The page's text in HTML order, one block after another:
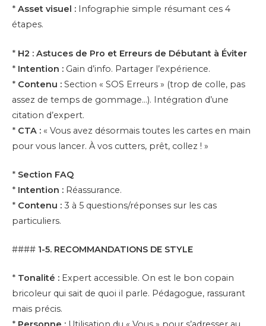
* Asset visuel : Infographie simple résumant ces 4
étapes.
* H2 : Astuces de Pro et Erreurs de Débutant à Éviter
* Intention : Gain d’info. Partager l’expérience.
* Contenu : Section « SOS Erreurs » (trop de colle, pas
assez de temps de gommage…). Intégration d’une
citation d’expert.
* CTA : « Vous avez désormais toutes les cartes en main
pour vous lancer. À vos cutters, prêt, collez ! »
* Section FAQ
* Intention : Réassurance.
* Contenu : 3 à 5 questions/réponses sur les cas
particuliers.
#### 1-5. RECOMMANDATIONS DE STYLE
* Tonalité : Expert accessible. On est le bon copain
bricoleur qui sait de quoi il parle. Pédagogue, rassurant
mais précis.